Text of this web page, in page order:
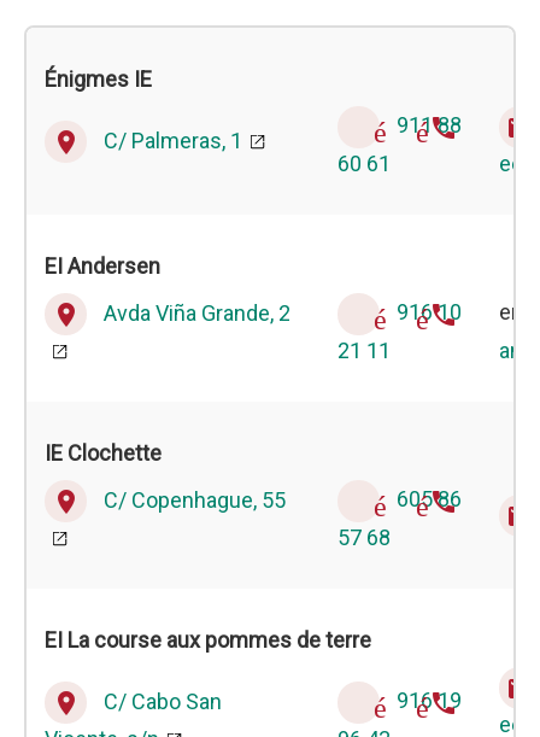
Énigmes IE
place C/ Palmeras, 1 téléphone
911 88
60 61
email
EI Andersen
place Avda Viña Grande, 2 téléphone
916 10
21 11
IE Clochette
place C/ Copenhague, 55 téléphone
605 86
57 68
email
EI La course aux pommes de terre
place
C/ Cabo San
téléphone
916 19
email